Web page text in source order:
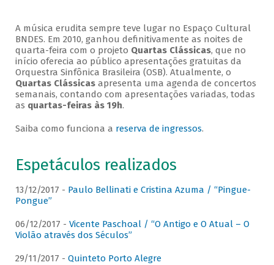
A música erudita sempre teve lugar no Espaço Cultural
BNDES. Em 2010, ganhou definitivamente as noites de
quarta-feira com o projeto Quartas Clássicas, que no
início oferecia ao público apresentações gratuitas da
Orquestra Sinfônica Brasileira (OSB). Atualmente, o
Quartas Clássicasapresenta uma agenda de concertos
semanais, contando com apresentações variadas, todas
as quartas-feiras às 19h.
Saiba como funciona a reserva de ingressos.
Espetáculos realizados
13/12/2017 - Paulo Bellinati e Cristina Azuma / “Pingue-
Pongue”
06/12/2017 - Vicente Paschoal / “O Antigo e O Atual – O
Violão através dos Séculos”
29/11/2017 - Quinteto Porto Alegre